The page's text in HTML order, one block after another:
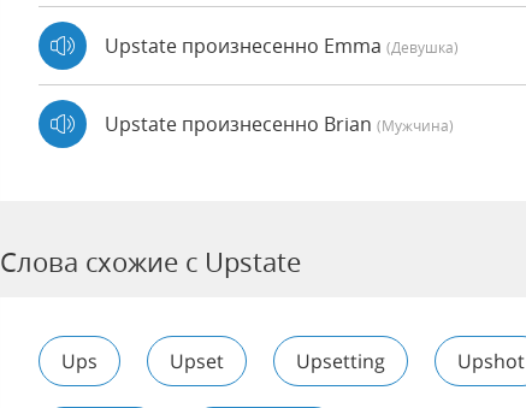
Upstate произнесенно Emma (девушка)
Upstate произнесенно Brian (мужчина)
Слова схожие с Upstate
Ups Upset Upsetting Upshot